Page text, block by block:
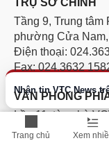
Trang chủ Xem
Nhận tin VTC News
TRỤ SỞ CHÍNH
Tầng 9, Trung tâm
phường Cửa
Điện thoại:
Fax: 024.3632
VĂN PHÒNG
Lầu 11, tòa nhà
phường Sài Gòn,